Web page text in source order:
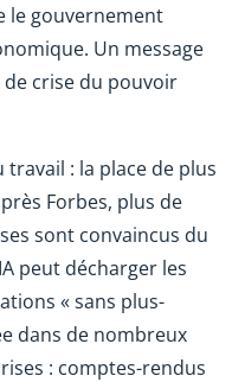
le gouvernement
Un message
crise du pouvoir
: la place de plus
Forbes, plus de
sont convaincus du
peut décharger les
« sans plus-
dans de nombreux
: comptes-rendus